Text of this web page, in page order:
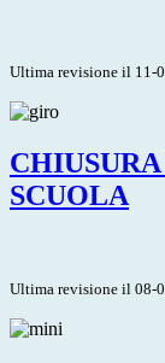
Ultima revisione il 11-
SCUOLA
Ultima revisione il 08-